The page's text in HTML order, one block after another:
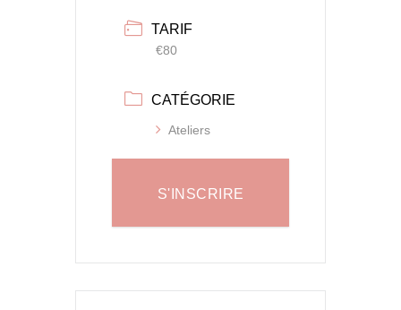
TARIF
€80
CATÉGORIE
Ateliers
S'INSCRIRE